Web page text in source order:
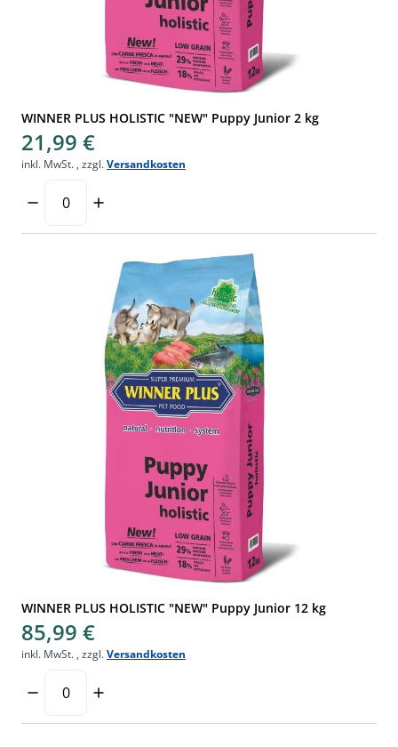
WINNER PLUS HOLISTIC "NEW" Puppy Junior 2 kg
21,99 €
inkl. MwSt. , zzgl.Versandkosten
WINNER PLUS HOLISTIC "NEW" Puppy Junior 12 kg
85,99 €
inkl. MwSt. , zzgl.Versandkosten